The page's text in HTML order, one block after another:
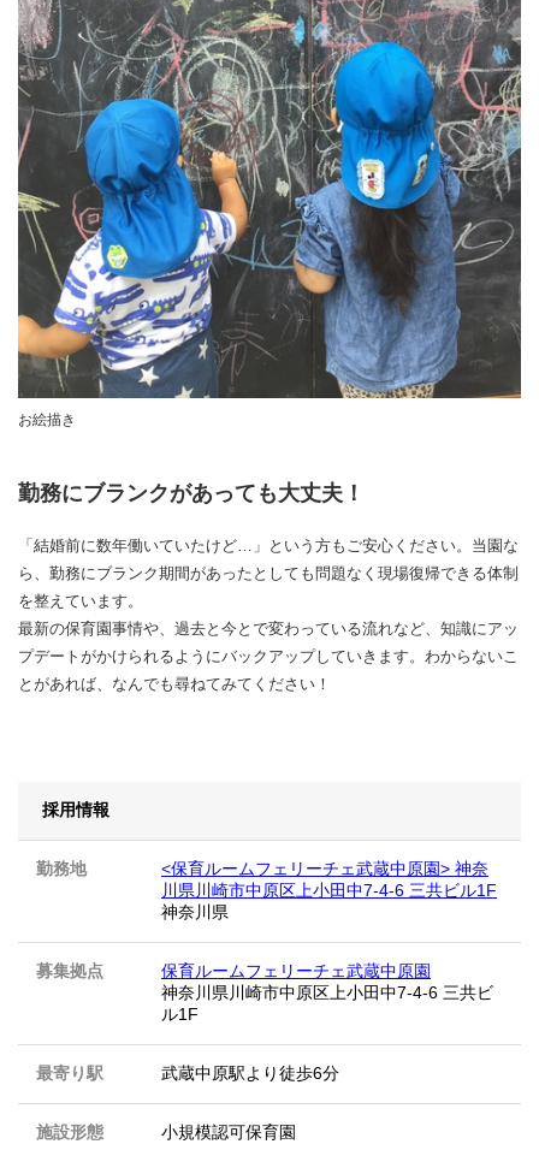
お絵描き
勤務にブランクがあっても大丈夫！
「結婚前に数年働いていたけど…」という方もご安心ください。当園な
ら、勤務にブランク期間があったとしても問題なく現場復帰できる体制
を整えています。
最新の保育園事情や、過去と今とで変わっている流れなど、知識にアッ
プデートがかけられるようにバックアップしていきます。わからないこ
とがあれば、なんでも尋ねてみてください！
採用情報
勤務地
<保育ルームフェリーチェ武蔵中原園> 神奈
川県川崎市中原区上小田中7-4-6 三共ビル1F
神奈川県
募集拠点
保育ルームフェリーチェ武蔵中原園
神奈川県川崎市中原区上小田中7-4-6 三共ビ
ル1F
最寄り駅 武蔵中原駅より徒歩6分
施設形態 小規模認可保育園